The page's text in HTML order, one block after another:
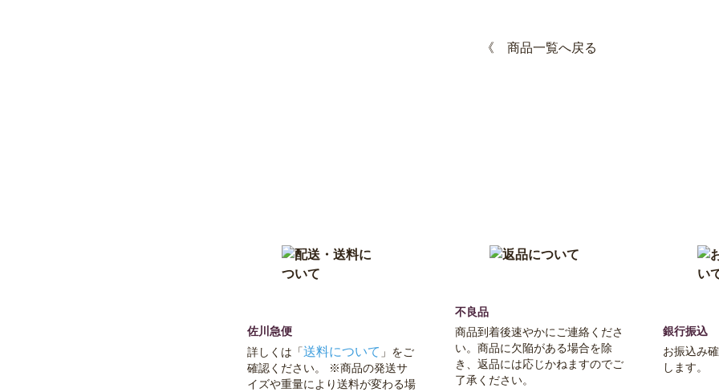
《 商品一覧へ戻る
佐川急便
詳しくは「 送料について 」をご
確認ください。 ※商品の発送サ
イズや重量により送料が変わる場
不良品
商品到着後速やかにご連絡くださ
い。商品に欠陥がある場合を除
き、返品には応じかねますのでご
了承ください。
銀行振込
お振込み
します。